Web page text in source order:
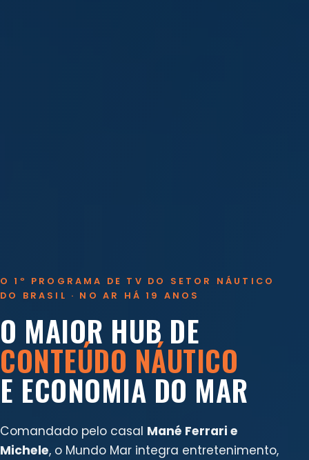
O 1º PROGRAMA DE TV DO SETOR NÁUTICO
DO BRASIL · NO AR HÁ 19 ANOS
O MAIOR HUB DE
CONTEÚDO NÁUTICO
E ECONOMIA DO MAR
Comandado pelo casal Mané Ferrari e
Michele, o Mundo Mar integra entretenimento,